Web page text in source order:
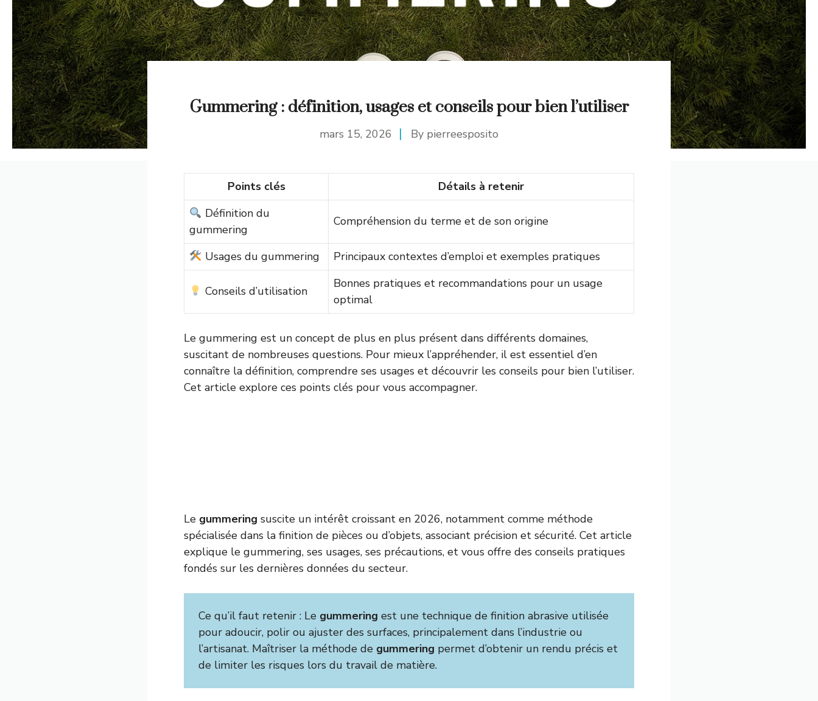
Gummering : définition, usages et conseils pour bien l’utiliser
mars 15, 2026 By pierreesposito
Points clés
Détails à retenir
Définition du
gummering
Compréhension du terme et de son origine
Usages du gummering Principaux contextes d’emploi et exemples pratiques
Conseils d’utilisation
Bonnes pratiques et recommandations pour un usage
optimal
Le gummering est un concept de plus en plus présent dans différents domaines,
suscitant de nombreuses questions. Pour mieux l’appréhender, il est essentiel d’en
connaître la définition, comprendre ses usages et découvrir les conseils pour bien l’utiliser.
Cet article explore ces points clés pour vous accompagner.
Le gummering suscite un intérêt croissant en 2026, notamment comme méthode
spécialisée dans la finition de pièces ou d’objets, associant précision et sécurité. Cet article
explique le gummering, ses usages, ses précautions, et vous offre des conseils pratiques
fondés sur les dernières données du secteur.
Ce qu’il faut retenir : Le gummering est une technique de finition abrasive utilisée
pour adoucir, polir ou ajuster des surfaces, principalement dans l’industrie ou
l’artisanat. Maîtriser la méthode de gummering permet d’obtenir un rendu précis et
de limiter les risques lors du travail de matière.